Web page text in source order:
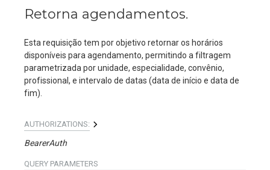
Retorna agendamentos.
Esta requisição tem por objetivo retornar os horários
disponíveis para agendamento, permitindo a filtragem
parametrizada por unidade, especialidade, convênio,
profissional, e intervalo de datas (data de início e data de
fim).
AUTHORIZATIONS:
BearerAuth
QUERY PARAMETERS